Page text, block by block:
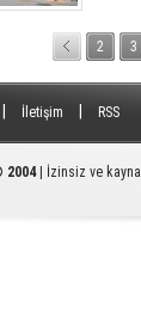
2 3
İletişim RSS
2004
| İzinsiz ve